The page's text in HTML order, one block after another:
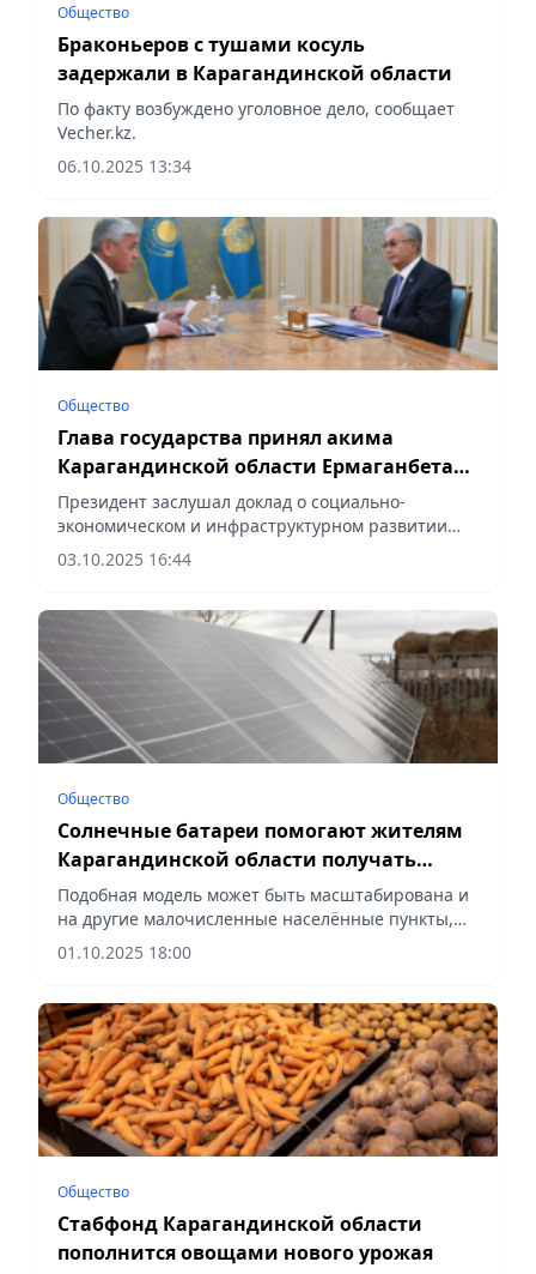
Общество
Браконьеров с тушами косуль
задержали в Карагандинской области
По факту возбуждено уголовное дело, сообщает
Vecher.kz.
06.10.2025 13:34
Общество
Глава государства принял акима
Карагандинской области Ермаганбета
Булекпаева
Президент заслушал доклад о социально-
экономическом и инфраструктурном развитии
Карагандинской области, сообщает Vecher.kz.
03.10.2025 16:44
Общество
Солнечные батареи помогают жителям
Карагандинской области получать
чистую воду
Подобная модель может быть масштабирована и
на другие малочисленные населённые пункты,
сообщает Vecher.kz.
01.10.2025 18:00
Общество
Стабфонд Карагандинской области
пополнится овощами нового урожая